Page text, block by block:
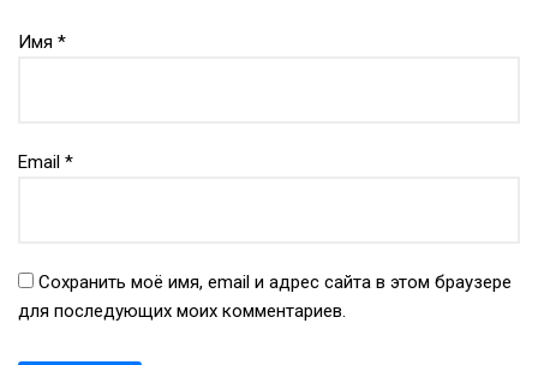
Имя *
Email *
Сохранить моё имя, email и адрес сайта в этом браузере
для последующих моих комментариев.